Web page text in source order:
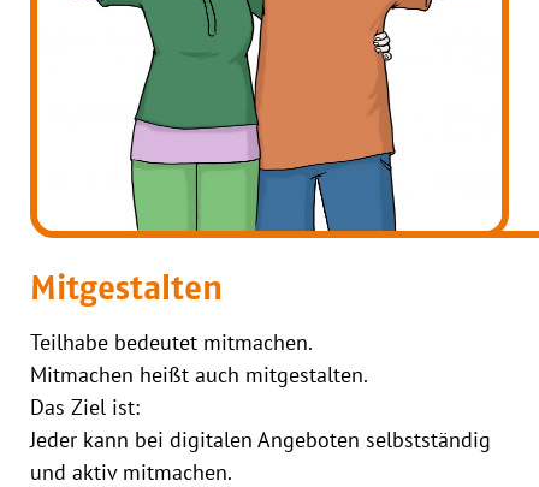
Mitgestalten
Teilhabe bedeutet mitmachen.
Mitmachen heißt auch mitgestalten.
Das Ziel ist:
Jeder kann bei digitalen Angeboten selbstständig
und aktiv mitmachen.